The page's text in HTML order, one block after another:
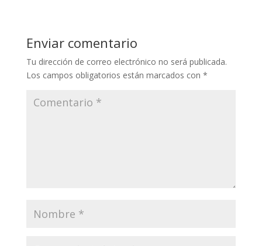
Enviar comentario
Tu dirección de correo electrónico no será publicada.
Los campos obligatorios están marcados con *